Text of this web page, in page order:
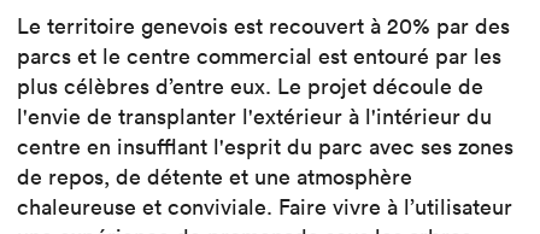
Le territoire genevois est recouvert à 20% par des
parcs et le centre commercial est entouré par les
plus célèbres d’entre eux. Le projet découle de
l'envie de transplanter l'extérieur à l'intérieur du
centre en insufflant l'esprit du parc avec ses zones
de repos, de détente et une atmosphère
chaleureuse et conviviale. Faire vivre à l’utilisateur